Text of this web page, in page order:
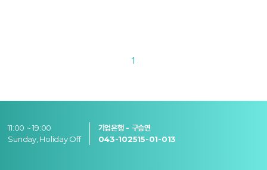
1
11:00 ~ 19:00
Sunday, Holiday Off
기업은행 - 구승연
043-102515-01-013